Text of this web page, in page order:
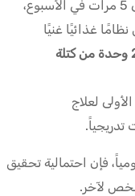
يتمتع بصحة جيدة (يمارس الرياضة من 3 إلى 5 مرات في الأسبوع،
نظامًا غذائيًا غنيًا
زيادة تتراوح بين 15 و 20 وحدة من كتلة
لعلاج
تدريجياً.
فإن احتمالية تحقيق
شخص لآخر.